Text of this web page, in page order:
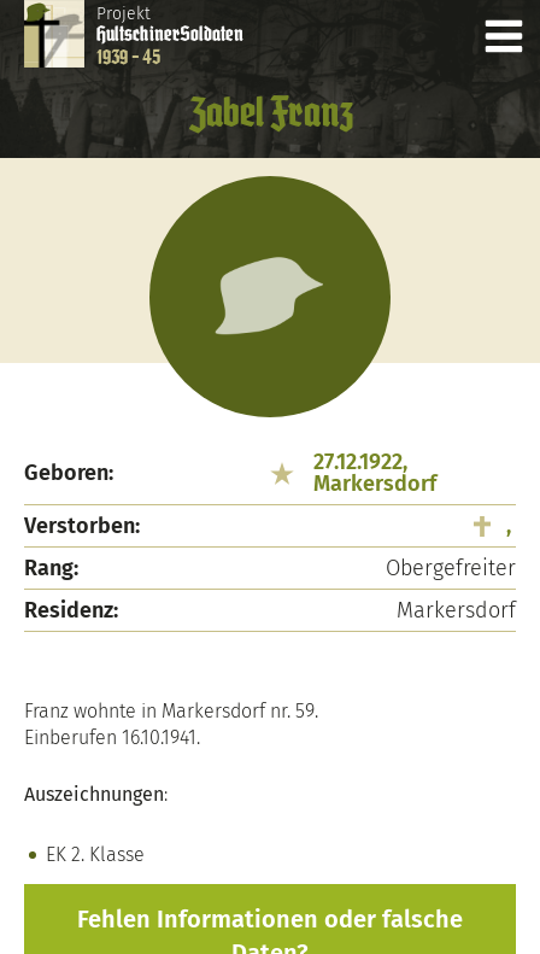
Projekt
HultschinerSoldaten
1939 - 45
Zabel Franz
Geboren:
27.12.1922,
Markersdorf
Verstorben:
,
Rang:
Obergefreiter
Residenz:
Markersdorf
Franz wohnte in Markersdorf nr. 59.
Einberufen 16.10.1941.
Auszeichnungen:
EK 2. Klasse
Fehlen Informationen oder falsche